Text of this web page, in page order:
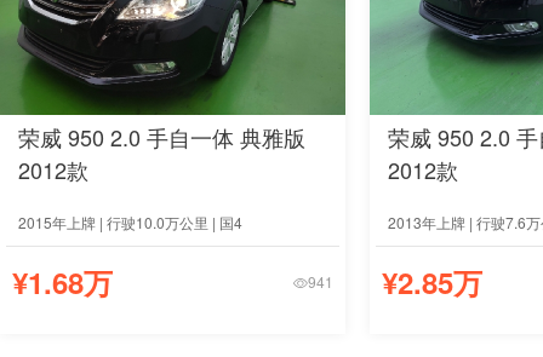
荣威 950 2.0 手自一体 典雅版
2012款
2015年上牌 | 行驶10.0万公里 | 国4
¥1.68万 941
荣威 950 2.0
2012款
2013年上牌 | 行驶7.6
¥2.85万